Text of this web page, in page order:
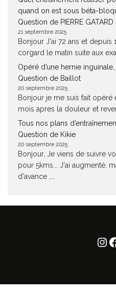
quand on est sous béta-
Question de PIERRE GATARD
21 septembre 2025
Bonjour J'ai 72 ans et
corgard le matin suite aux
Opéré d’une hernie inguinale,
Question de Baillot
20 septembre 2025
Bonjour je me suis fait opéré
mois apres la douleur et
Tous nos plans
Question de Kikie
20 septembre 2025
Bonjour, Je viens de suivre
pour 5kms... J'ai augmenté,
d'avance ,...